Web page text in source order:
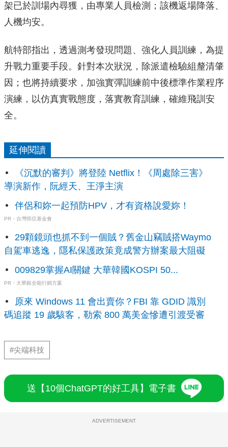
架已於訓場內尋獲，由專業人員檢測；該機返場降落、
人機均安。
航特部指出，透過測考發現問題、強化人員訓練，為提
升戰力重要手段。針對本次狀況，除派遣檢驗組釐清肇
因；也將持續要求，加強實彈訓練前中後標準作業程序
演練，以仿真實戰態度，落實教育訓練，確維飛訓安
全。
延伸閱讀
《沉默的審判》將登陸 Netflix！《周處除三害》
導演新作，阮經天、王淨主演
伴侶和妳一起預防HPV，才有資格說愛妳！
PR・台灣癌症基金會
29顆鏡頭也抓不到一個賊？舊金山竊賊搭Waymo
自駕車逃逸，隱私保護政策竟成警方辦案最大阻礙
009829掌握AI關鍵 大華韓國KOSPI 50...
PR・大華銀全能行銷方案
原來 Windows 11 會出賣你？FBI 靠 GDID 識別
碼追蹤 19 歲駭客，勒索 800 萬美金慘遭引渡受審
#尖端科技
送【10個ChatGPT的好工具】電子書
ADVERTISEMENT